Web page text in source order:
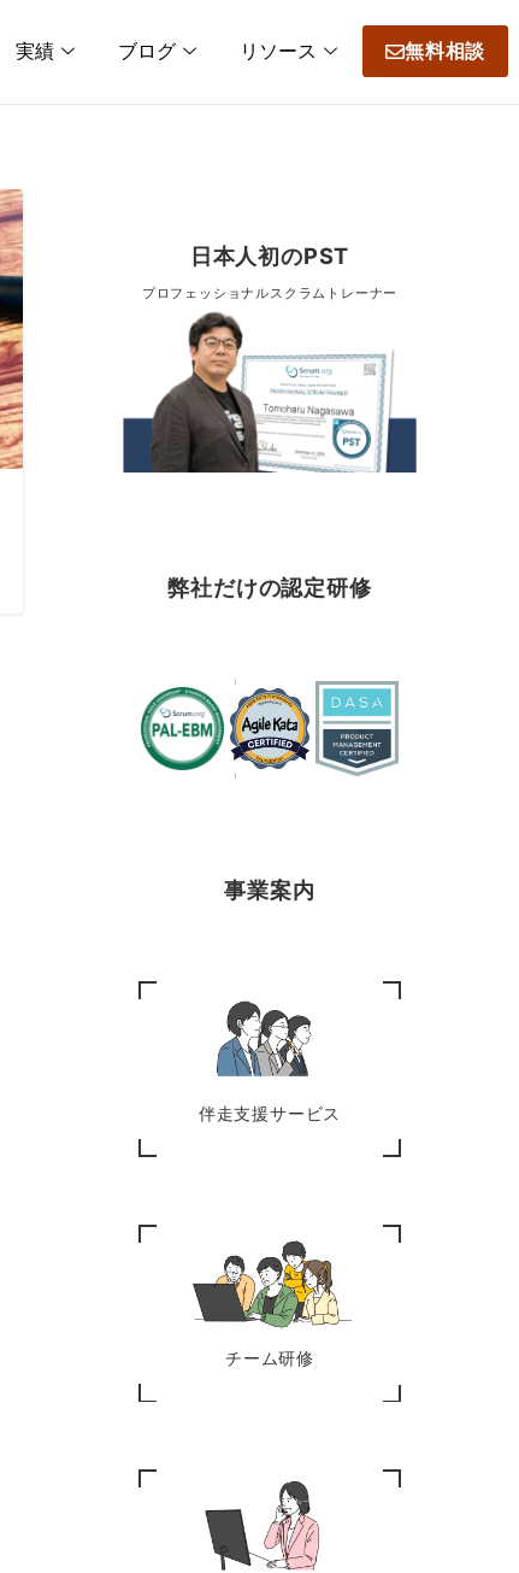
実績 ブログ リソース 無料相談
日本人初のPST
プロフェッショナルスクラムトレーナー
弊社だけの認定研修
事業案内
伴走支援サービス
チーム研修